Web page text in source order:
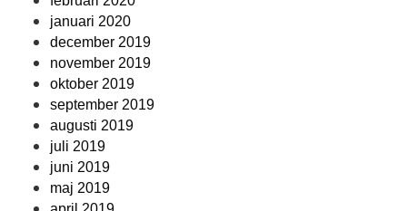
januari 2020
december 2019
november 2019
oktober 2019
september 2019
augusti 2019
juli 2019
juni 2019
maj 2019